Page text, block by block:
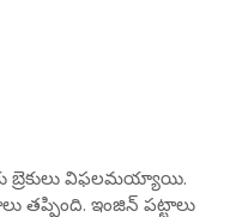
బ్రెకులు విఫలమయ్యాయి.
తప్పింది. ఇంజిన్‌ పట్టాలు